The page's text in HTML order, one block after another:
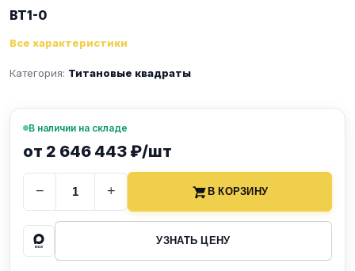
ВТ1-0
Все характеристики
Категория: Титановые квадраты
В наличии на складе
от 2 646 443 ₽/шт
− + В КОРЗИНУ
УЗНАТЬ ЦЕНУ